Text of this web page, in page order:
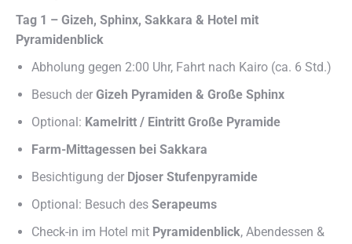
Tag 1 – Gizeh, Sphinx, Sakkara & Hotel mit
Pyramidenblick
Abholung gegen 2:00 Uhr, Fahrt nach Kairo (ca. 6 Std.)
Besuch der Gizeh Pyramiden & Große Sphinx
Optional: Kamelritt / Eintritt Große Pyramide
Farm-Mittagessen bei Sakkara
Besichtigung der Djoser Stufenpyramide
Optional: Besuch des Serapeums
Check-in im Hotel mit Pyramidenblick, Abendessen &